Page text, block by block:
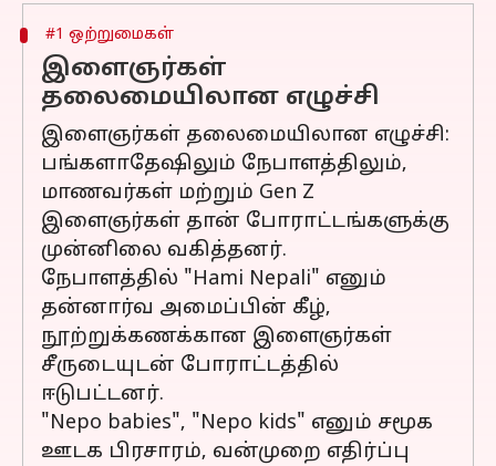
#1 ஒற்றுமைகள்
இளைஞர்கள்
தலைமையிலான எழுச்சி
இளைஞர்கள் தலைமையிலான எழுச்சி:
பங்களாதேஷிலும் நேபாளத்திலும்,
மாணவர்கள் மற்றும் Gen Z
இளைஞர்கள் தான் போராட்டங்களுக்கு
முன்னிலை வகித்தனர்.
நேபாளத்தில் "Hami Nepali" எனும்
தன்னார்வ அமைப்பின் கீழ்,
நூற்றுக்கணக்கான இளைஞர்கள்
சீருடையுடன் போராட்டத்தில்
ஈடுபட்டனர்.
"Nepo babies", "Nepo kids" எனும் சமூக
ஊடக பிரசாரம், வன்முறை எதிர்ப்பு